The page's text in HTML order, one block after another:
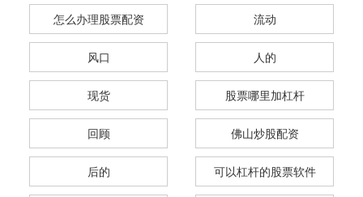
怎么办理股票配资 流动
风口 人的
现货 股票哪里加杠杆
回顾 佛山炒股配资
后的 可以杠杆的股票软件